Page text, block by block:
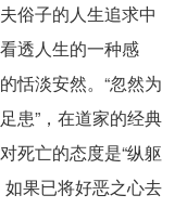
俗子的人生追求中
透人生的一种感
恬淡安然。“忽然为
患”，在道家的经典
死亡的态度是“纵躯
果已将好恶之心去